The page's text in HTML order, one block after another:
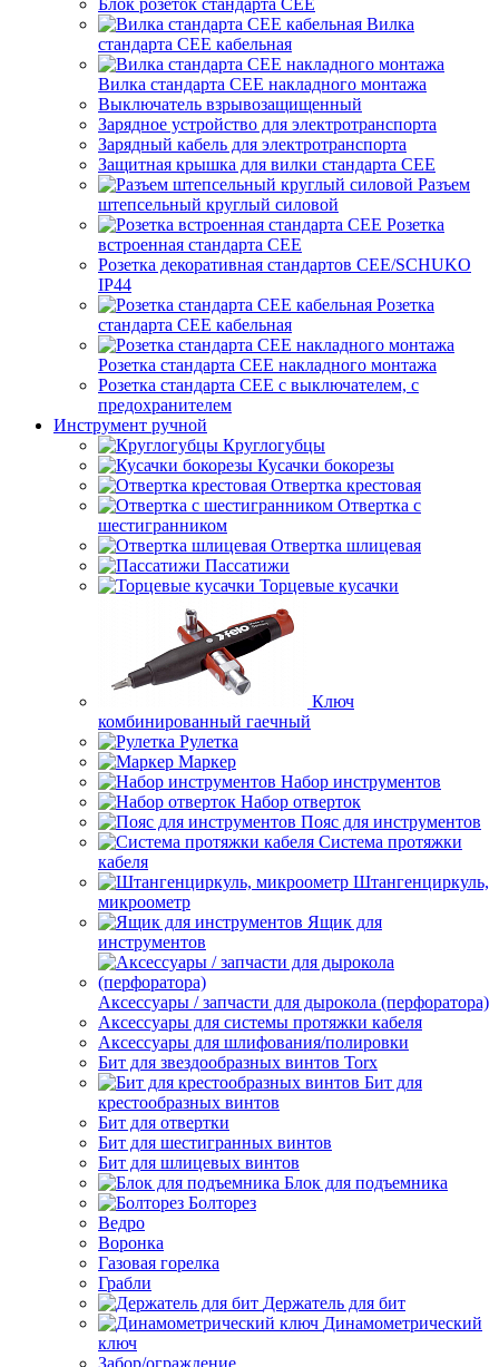
Блок розеток стандарта CEE
Вилка
стандарта CEE кабельная
Вилка стандарта CEE накладного монтажа
Выключатель взрывозащищенный
Зарядное устройство для электротранспорта
Зарядный кабель для электротранспорта
Защитная крышка для вилки стандарта CEE
Разъем
штепсельный круглый силовой
Розетка
встроенная стандарта CEE
Розетка декоративная стандартов CEE/SCHUKO
IP44
Розетка
стандарта СЕЕ кабельная
Розетка стандарта СЕЕ накладного монтажа
Розетка стандарта СЕЕ с выключателем, с
предохранителем
Инструмент ручной
Круглогубцы
Кусачки бокорезы
Отвертка крестовая
Отвертка с
шестигранником
Отвертка шлицевая
Пассатижи
Торцевые кусачки
Ключ
комбинированный гаечный
Рулетка
Маркер
Набор инструментов
Набор отверток
Пояс для инструментов
Система протяжки
кабеля
Штангенциркуль,
микроометр
Ящик для
инструментов
Аксессуары / запчасти для дырокола (перфоратора)
Аксессуары для системы протяжки кабеля
Аксессуары для шлифования/полировки
Бит для звездообразных винтов Torx
Бит для
крестообразных винтов
Бит для отвертки
Бит для шестигранных винтов
Бит для шлицевых винтов
Блок для подъемника
Болторез
Ведро
Воронка
Газовая горелка
Грабли
Держатель для бит
Динамометрический
ключ
Забор/ограждение